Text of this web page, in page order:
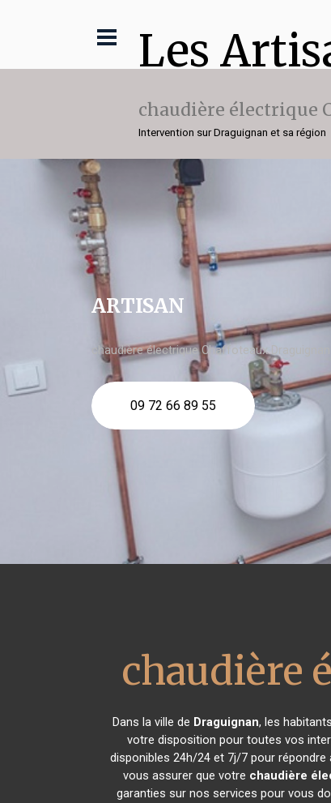
Les
chaudière électrique
Intervention sur Draguignan et sa région
ARTISAN
chaudière électrique Chaffoteaux Draguignan
09 72 66 89 55
chaudière
Dans la ville de Draguignan, les
votre disposition pour toutes vos
disponibles 24h/24 et 7j/7 pour
vous assurer que votre chaudière
garanties sur nos services pour vous